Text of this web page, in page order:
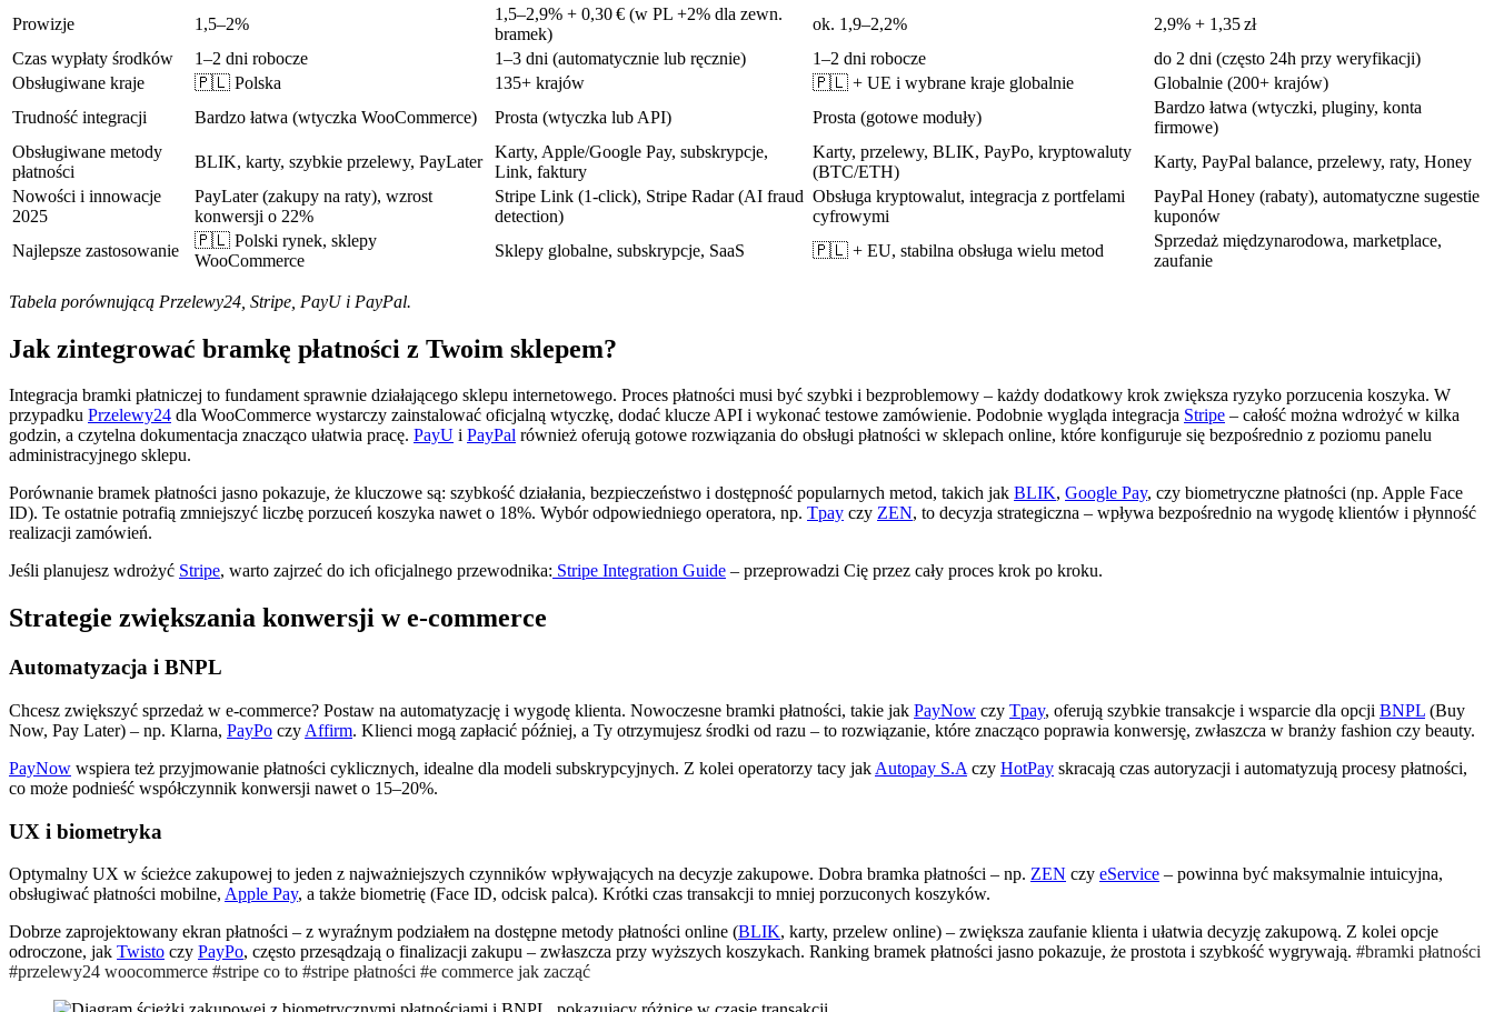
Prowizje
1,5–2%
1,5–2,9% + 0,30 € (w PL +2% dla zewn.
bramek)
ok. 1,9–2,2%
2,9% + 1,35 zł
Czas wypłaty środków
1–2 dni robocze 1–3 dni (automatycznie lub ręcznie) 1–2 dni robocze
do 2 dni (często 24h przy weryfikacji)
Obsługiwane kraje
🇵🇱 Polska 135+ krajów 🇵🇱 + UE i wybrane kraje globalnie
Globalnie (200+ krajów)
Trudność integracji
Bardzo łatwa (wtyczka WooCommerce) Prosta (wtyczka lub API) Prosta (gotowe moduły)
Bardzo łatwa (wtyczki, pluginy, konta
firmowe)
Obsługiwane metody
płatności
BLIK, karty, szybkie przelewy, PayLater
Karty, Apple/Google Pay, subskrypcje,
Link, faktury
Karty, przelewy, BLIK, PayPo, kryptowaluty
(BTC/ETH)
Karty, PayPal balance, przelewy, raty, Honey
Nowości i innowacje
2025
PayLater (zakupy na raty), wzrost
konwersji o 22%
Stripe Link (1-click), Stripe Radar (AI fraud
detection)
Obsługa kryptowalut, integracja z portfelami
cyfrowymi
PayPal Honey (rabaty), automatyczne sugestie
kuponów
Najlepsze zastosowanie
🇵🇱 Polski rynek, sklepy
WooCommerce
Sklepy globalne, subskrypcje, SaaS 🇵🇱 + EU, stabilna obsługa wielu metod
Sprzedaż międzynarodowa, marketplace,
zaufanie
Tabela porównującą Przelewy24, Stripe, PayU i PayPal.
Jak zintegrować bramkę płatności z Twoim sklepem?
Integracja bramki płatniczej to fundament sprawnie działającego sklepu internetowego. Proces płatności musi być szybki i bezproblemowy – każdy dodatkowy krok zwiększa ryzyko porzucenia koszyka. W
przypadku Przelewy24 dla WooCommerce wystarczy zainstalować oficjalną wtyczkę, dodać klucze API i wykonać testowe zamówienie. Podobnie wygląda integracja Stripe – całość można wdrożyć w kilka
godzin, a czytelna dokumentacja znacząco ułatwia pracę. PayU i PayPal również oferują gotowe rozwiązania do obsługi płatności w sklepach online, które konfiguruje się bezpośrednio z poziomu panelu
administracyjnego sklepu.
Porównanie bramek płatności jasno pokazuje, że kluczowe są: szybkość działania, bezpieczeństwo i dostępność popularnych metod, takich jak BLIK, Google Pay, czy biometryczne płatności (np. Apple Face
ID). Te ostatnie potrafią zmniejszyć liczbę porzuceń koszyka nawet o 18%. Wybór odpowiedniego operatora, np. Tpay czy ZEN, to decyzja strategiczna – wpływa bezpośrednio na wygodę klientów i płynność
realizacji zamówień.
Jeśli planujesz wdrożyć Stripe, warto zajrzeć do ich oficjalnego przewodnika: Stripe Integration Guide – przeprowadzi Cię przez cały proces krok po kroku.
Strategie zwiększania konwersji w e-commerce
Automatyzacja i BNPL
Chcesz zwiększyć sprzedaż w e-commerce? Postaw na automatyzację i wygodę klienta. Nowoczesne bramki płatności, takie jak PayNow czy Tpay, oferują szybkie transakcje i wsparcie dla opcji BNPL (Buy
Now, Pay Later) – np. Klarna, PayPo czy Affirm. Klienci mogą zapłacić później, a Ty otrzymujesz środki od razu – to rozwiązanie, które znacząco poprawia konwersję, zwłaszcza w branży fashion czy beauty.
PayNow wspiera też przyjmowanie płatności cyklicznych, idealne dla modeli subskrypcyjnych. Z kolei operatorzy tacy jak Autopay S.A czy HotPay skracają czas autoryzacji i automatyzują procesy płatności,
co może podnieść współczynnik konwersji nawet o 15–20%.
UX i biometryka
Optymalny UX w ścieżce zakupowej to jeden z najważniejszych czynników wpływających na decyzje zakupowe. Dobra bramka płatności – np. ZEN czy eService – powinna być maksymalnie intuicyjna,
obsługiwać płatności mobilne, Apple Pay, a także biometrię (Face ID, odcisk palca). Krótki czas transakcji to mniej porzuconych koszyków.
Dobrze zaprojektowany ekran płatności – z wyraźnym podziałem na dostępne metody płatności online (BLIK, karty, przelew online) – zwiększa zaufanie klienta i ułatwia decyzję zakupową. Z kolei opcje
odroczone, jak Twisto czy PayPo, często przesądzają o finalizacji zakupu – zwłaszcza przy wyższych koszykach. Ranking bramek płatności jasno pokazuje, że prostota i szybkość wygrywają. #bramki płatności
#przelewy24 woocommerce #stripe co to #stripe płatności #e commerce jak zacząć